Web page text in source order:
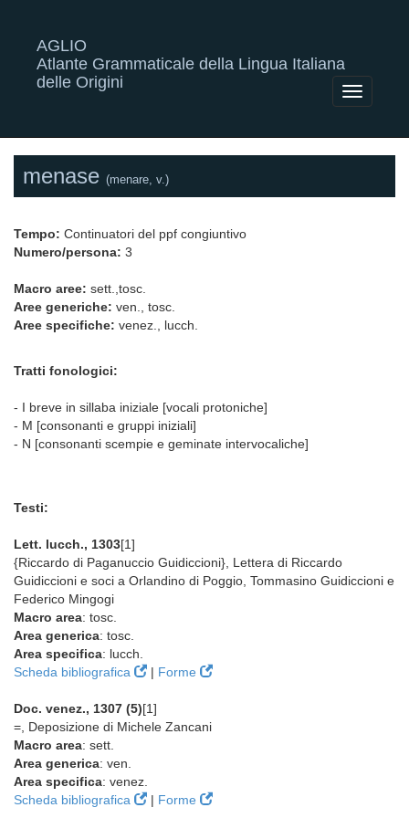
AGLIO
Atlante Grammaticale della Lingua Italiana
delle Origini
Toggle
menase (menare, v.)
Tempo: Continuatori del ppf congiuntivo
Numero/persona: 3
Macro aree: sett.,tosc.
Aree generiche: ven., tosc.
Aree specifiche: venez., lucch.
Tratti fonologici:
- I breve in sillaba iniziale [vocali protoniche]
- M [consonanti e gruppi iniziali]
- N [consonanti scempie e geminate intervocaliche]
Testi:
Lett. lucch., 1303[1]
{Riccardo di Paganuccio Guidiccioni}, Lettera di Riccardo
Guidiccioni e soci a Orlandino di Poggio, Tommasino Guidiccioni e
Federico Mingogi
Macro area: tosc.
Area generica: tosc.
Area specifica: lucch.
Scheda bibliografica
| Forme
Doc. venez., 1307 (5)[1]
=, Deposizione di Michele Zancani
Macro area: sett.
Area generica: ven.
Area specifica: venez.
Scheda bibliografica
| Forme